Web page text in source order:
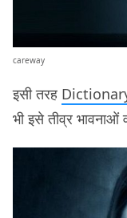
careway
इसी तरह
भी इसे तीव्र भावनाओं